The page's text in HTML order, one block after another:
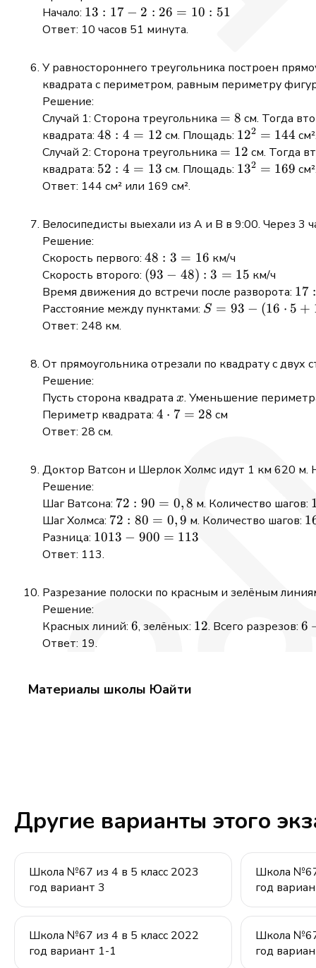
: 12
=
Начало: 13:17
-
10:51
13 : 17 − 2 : 26 = 10 : 51
Ответ: 10 часов 51 минута.
У равностороннего треугольника построен
квадрата с периметром, равным периметру
Решение:
Случай 1: Сторона треугольника =
8
= 8 см. Тогда
квадрата: 48
: 4
=
12
48 : 4 = 12 см. Площадь: 12^2
=
144
122 = 144
Случай 2: Сторона треугольника =
12
= 12 см. Тогда
квадрата: 52
: 4
52 : 4 = 13 см. Площадь: 13^2
132 = 169
Ответ: 144 см² или 169 см².
Велосипедисты выехали из А и В в 9:00. Через 3
Решение:
Скорость первого: 48
: 3
=
16
48 : 3 = 16 км/ч
Скорость второго: (93
-
48)
(93 − 48) : 3 = 15 км/ч
Время движения до встречи после разворота:
-
17 :
Расстояние между пунктами: S =
\cdot
5) =
= -62
S = 93 − (16 ⋅ 5 +
Ответ: 248 км.
От прямоугольника отрезали по квадрату с
Решение:
Пусть сторона квадрата x
x. Уменьшение
Периметр квадрата: 4
4 ⋅ 7 = 28 см
Ответ: 28 см.
Доктор Ватсон и Шерлок Холмс идут 1 км 620 м.
Решение:
Шаг Ватсона: 72
:
90
72 : 90 = 0,8 м. Количество шагов:
Шаг Холмса: 72
:
72 : 80 = 0,9 м. Количество шагов:
Разница: 1013
-
1013 − 900 = 113
Ответ: 113.
Разрезание полоски по красным и зелёным
Решение:
Красных линий: 6
6, зелёных: 12
12. Всего разрезов: 6
6
Ответ: 19.
Материалы школы Юайти
Другие варианты этого
Школа №67 из 4 в 5 класс 2023
год вариант 3
Школа
год
Школа №67 из 4 в 5 класс 2022
год вариант 1-1
Школа
год